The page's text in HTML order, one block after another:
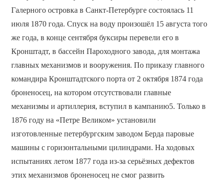
Галерного островка в Санкт-Петербурге состоялась 11
июля 1870 года. Спуск на воду произошёл 15 августа того
же года, в конце сентября буксиры перевели его в
Кронштадт, в бассейн Пароходного завода, для монтажа
главных механизмов и вооружения. По приказу главного
командира Кронштадтского порта от 2 октября 1874 года
броненосец, на котором отсутствовали главные
механизмы и артиллерия, вступил в кампанию5. Только в
1876 году на «Петре Великом» установили
изготовленные петербургским заводом Берда паровые
машины с горизонтальными цилиндрами. На ходовых
испытаниях летом 1877 года из-за серьёзных дефектов
этих механизмов броненосец не смог развить